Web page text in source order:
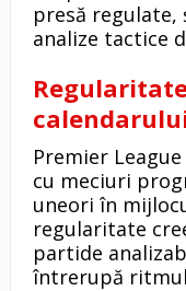
presă
analize tactice
Premier
cu meciuri
uneori în
regularitate
partide
întrerupă